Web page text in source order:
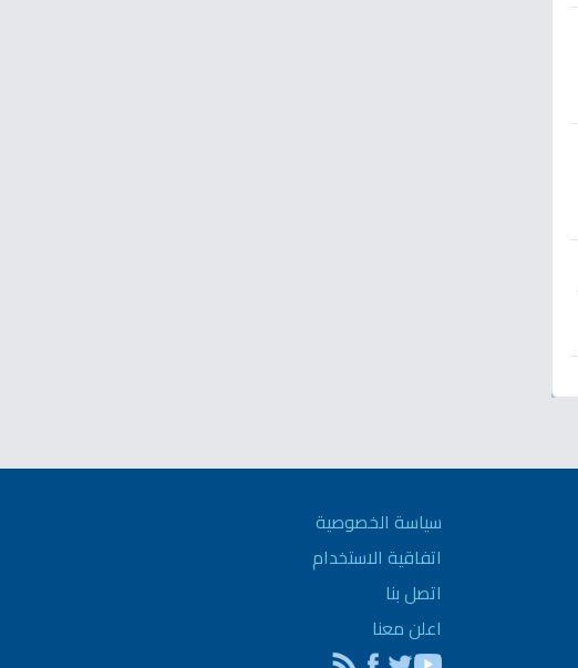
سياسة الخصوصية
اتفاقية الاستخدام
اتصل بنا
اعلن معنا